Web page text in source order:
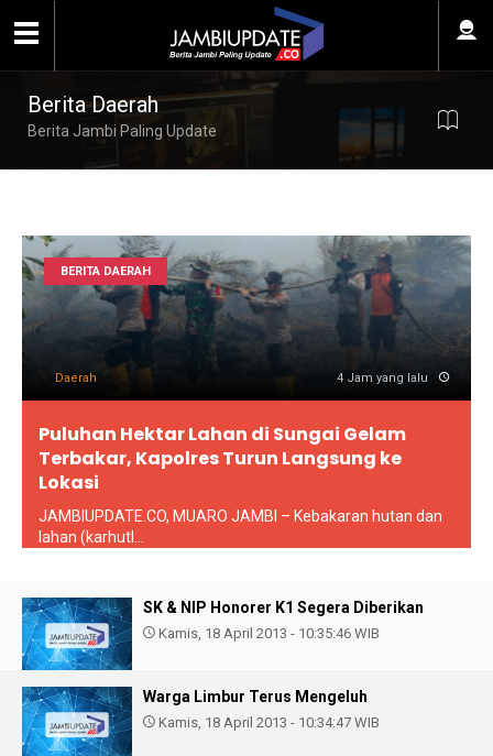
Berita Daerah
Berita Jambi Paling Update
BERITA DAERAH
Daerah 4 Jam yang lalu
Puluhan Hektar Lahan di Sungai Gelam
Terbakar, Kapolres Turun Langsung ke
Lokasi
JAMBIUPDATE.CO, MUARO JAMBI – Kebakaran hutan dan
lahan (karhutl...
SK & NIP Honorer K1 Segera Diberikan
Kamis, 18 April 2013 - 10:35:46 WIB
Warga Limbur Terus Mengeluh
Kamis, 18 April 2013 - 10:34:47 WIB